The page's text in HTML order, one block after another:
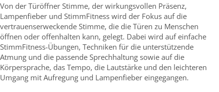
Von der Türöffner Stimme, der wirkungsvollen Präsenz,
Lampenfieber und StimmFitness wird der Fokus auf die
vertrauenserweckende Stimme, die die Türen zu Menschen
öffnen oder offenhalten kann, gelegt. Dabei wird auf einfache
StimmFitness-Übungen, Techniken für die unterstützende
Atmung und die passende Sprechhaltung sowie auf die
Körpersprache, das Tempo, die Lautstärke und den leichteren
Umgang mit Aufregung und Lampenfieber eingegangen.